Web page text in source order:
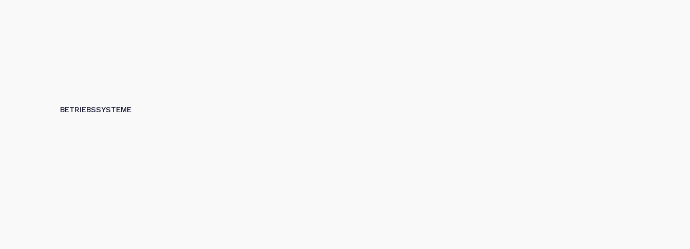
BETRIEBSSYSTEME